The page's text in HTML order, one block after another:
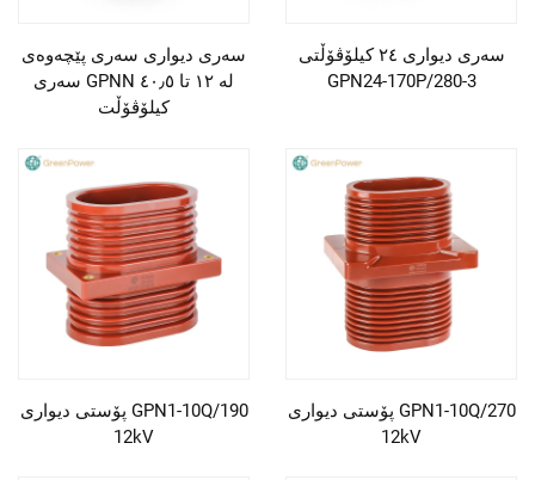
سەری دیواری سەری پێچەوەی
سەری GPNN لە ١٢ تا ٤٠٫٥
کیلۆڤۆڵت
سەری دیواری ٢٤ کیلۆڤۆڵتی
GPN24-170P/280-3
پۆستی دیواری GPN1-10Q/190
12kV
پۆستی دیواری GPN1-10Q/270
12kV